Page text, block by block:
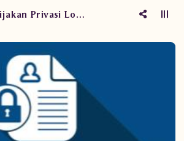
Kebijakan Privasi Logam Mulia